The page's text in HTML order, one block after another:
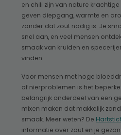
en chili zijn van nature
geven diepgang, warmte en
zonder dat zout nodig is. Je
snel aan, en veel mensen
smaak van kruiden en
vinden.
Voor mensen met hoge
of nierproblemen is het
belangrijk onderdeel van een
mixen maken dat makkelijk
smaak. Meer weten? De
informatie over zout en je